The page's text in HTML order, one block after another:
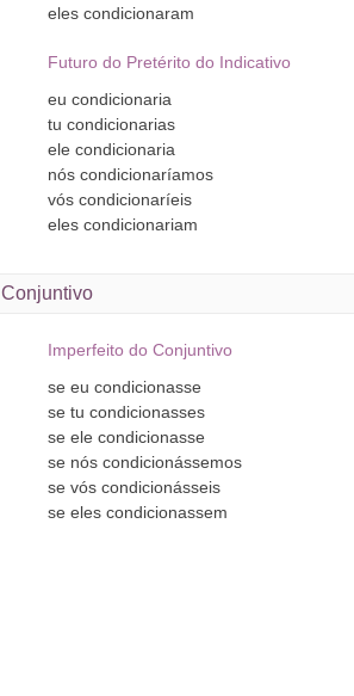
elescondicionaram
Futuro do Pretérito do Indicativo
eu condicionaria
tu condicionarias
ele condicionaria
nóscondicionaríamos
vóscondicionaríeis
elescondicionariam
Conjuntivo
Imperfeito do Conjuntivo
se eu condicionasse
se tu condicionasses
se ele condicionasse
se nóscondicionássemos
se vóscondicionásseis
se elescondicionassem